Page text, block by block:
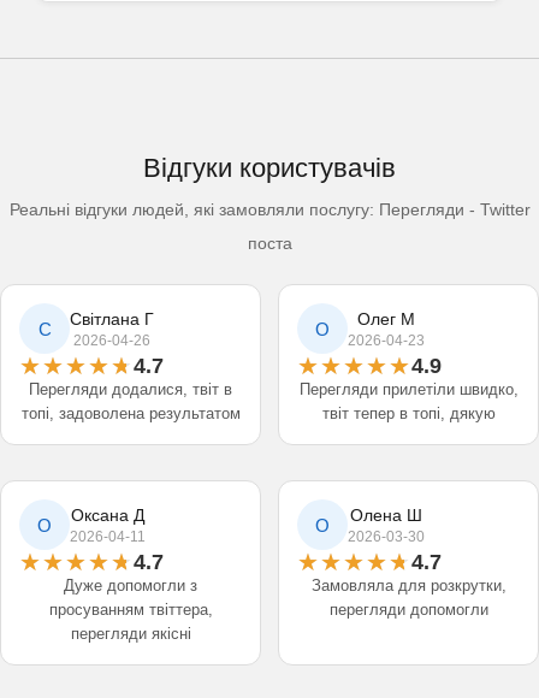
Відгуки користувачів
Реальні відгуки людей, які замовляли послугу: Перегляди - Twitter
поста
С Світлана Г
2026-04-26
4.7
Перегляди додалися, твіт в
топі, задоволена результатом
О Олег М
2026-04-23
4.9
Перегляди прилетіли швидко,
твіт тепер в топі, дякую
О Оксана Д
2026-04-11
4.7
Дуже допомогли з
просуванням твіттера,
перегляди якісні
О Олена Ш
2026-03-30
4.7
Замовляла для розкрутки,
перегляди допомогли